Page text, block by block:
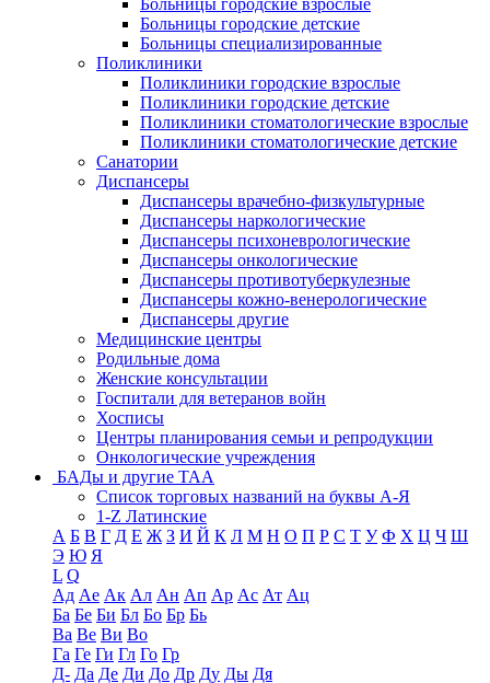
Больницы городские взрослые
Больницы городские детские
Больницы специализированные
Поликлиники
Поликлиники городские взрослые
Поликлиники городские детские
Поликлиники стоматологические взрослые
Поликлиники стоматологические детские
Санатории
Диспансеры
Диспансеры врачебно-физкультурные
Диспансеры наркологические
Диспансеры психоневрологические
Диспансеры онкологические
Диспансеры противотуберкулезные
Диспансеры кожно-венерологические
Диспансеры другие
Медицинские центры
Родильные дома
Женские консультации
Госпитали для ветеранов войн
Хосписы
Центры планирования семьи и репродукции
Онкологические учреждения
БАДы и другие ТАА
Список торговых названий на буквы А-Я
1-Z Латинские
А Б В Г Д Е Ж З И Й К Л М Н О П Р С Т У Ф Х Ц Ч Ш
Э Ю Я
L Q
Ад Ае Ак Ал Ан Ап Ар Ас Ат Ац
Ба Бе Би Бл Бо Бр Бь
Ва Ве Ви Во
Га Ге Ги Гл Го Гр
Д- Да Де Ди До Др Ду Ды Дя